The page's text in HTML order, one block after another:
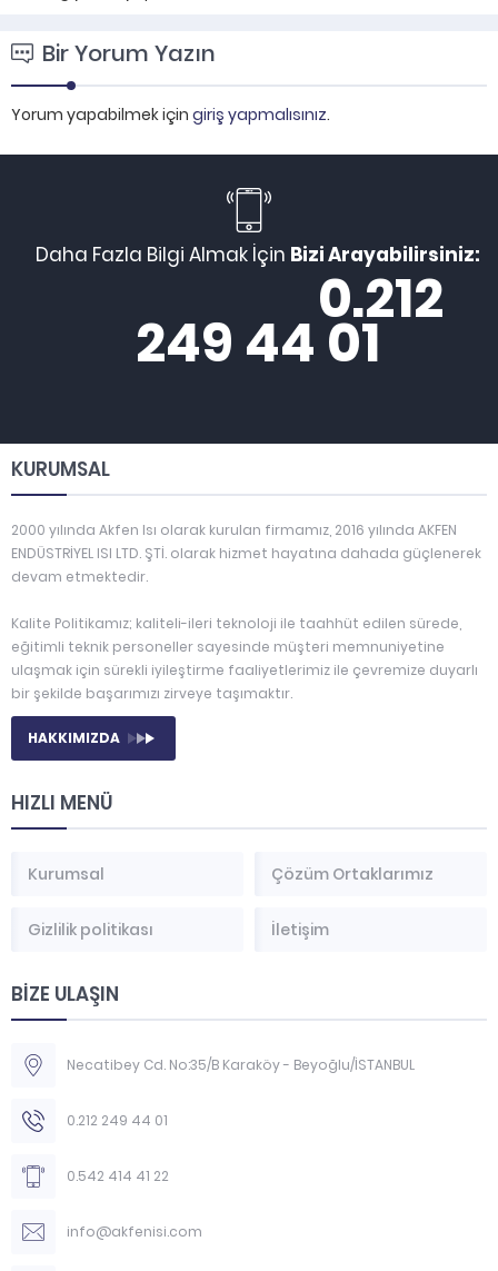
Bir Yorum Yazın
Yorum yapabilmek için giriş yapmalısınız.
Daha Fazla Bilgi Almak İçin Bizi Arayabilirsiniz:
0.212
249 44 01
KURUMSAL
2000 yılında Akfen Isı olarak kurulan firmamız, 2016 yılında AKFEN
ENDÜSTRİYEL ISI LTD. ŞTİ. olarak hizmet hayatına dahada güçlenerek
devam etmektedir.
Kalite Politikamız; kaliteli-ileri teknoloji ile taahhüt edilen sürede,
eğitimli teknik personeller sayesinde müşteri memnuniyetine
ulaşmak için sürekli iyileştirme faaliyetlerimiz ile çevremize duyarlı
bir şekilde başarımızı zirveye taşımaktır.
HAKKIMIZDA
HIZLI MENÜ
Kurumsal Çözüm Ortaklarımız
Gizlilik politikası İletişim
BİZE ULAŞIN
Necatibey Cd. No:35/B Karaköy - Beyoğlu/İSTANBUL
0.212 249 44 01
0.542 414 41 22
info@akfenisi.com